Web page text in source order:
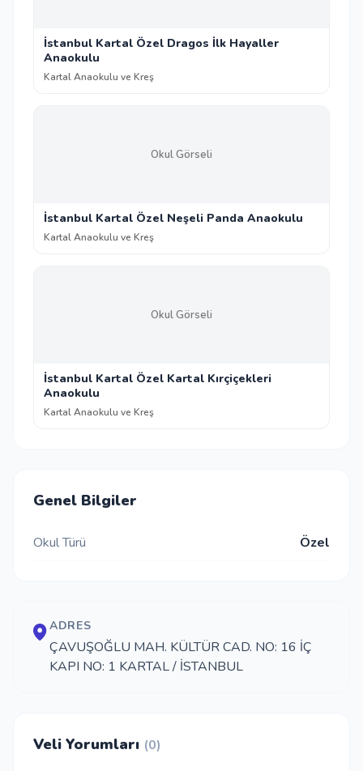
İstanbul Kartal Özel Dragos İlk Hayaller
Anaokulu
Kartal Anaokulu ve Kreş
Okul Görseli
İstanbul Kartal Özel Neşeli Panda Anaokulu
Kartal Anaokulu ve Kreş
Okul Görseli
İstanbul Kartal Özel Kartal Kırçiçekleri
Anaokulu
Kartal Anaokulu ve Kreş
Genel Bilgiler
Okul Türü Özel
ADRES
ÇAVUŞOĞLU MAH. KÜLTÜR CAD. NO: 16 İÇ
KAPI NO: 1 KARTAL / İSTANBUL
Veli Yorumları (0)